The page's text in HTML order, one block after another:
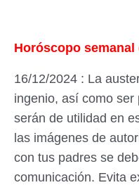
Horóscopo semanal
16/12/2024 : La
ingenio, así como
serán de utilidad en
las imágenes de
con tus padres se
comunicación. Evita